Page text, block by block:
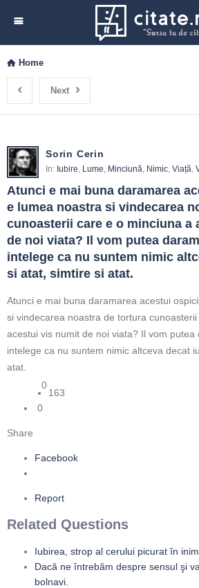
Home
Next
Sorin Cerin
In: Iubire, Lume, Minciună, Nimic, Viață,
Atunci e mai buna daramarea
e lumea noastra si vindecarea
cunoasterii care e o minciuna a
de noi viata? Il vom putea
intelege ca nu suntem nimic
si atat, simtire si atat.
Atunci e mai buna daramarea acestui
si vindecarea noastra de tortura
acestui vis numit de noi viata? Il vom
intelege ca nu suntem nimic altceva decat
atat.
0
163
0
Share
Facebook
Report
Related Questions
Iubirea, strop al cerului picurat în
Dacă ne întrebăm despre sensul şi
bolnavi.